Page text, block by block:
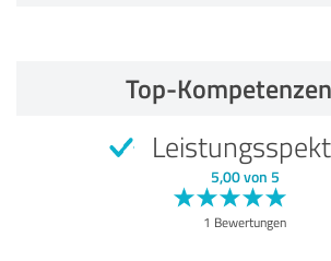
Empfehlung
Top-Kompetenzen
5,00 von 5
1 Bewertungen